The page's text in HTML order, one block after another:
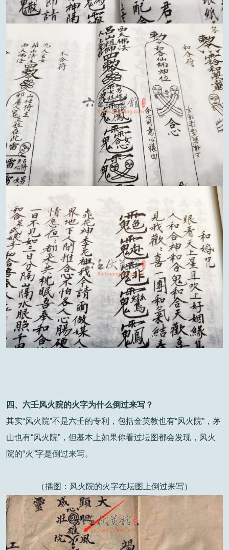
四、六壬风火院的火字为什么倒过来写？
其实“风火院”不是六壬的专利，包括金英教也有“风火院”，茅
山也有“风火院”，但基本上如果你看过坛图都会发现，风火
院的“火”字是倒过来写。
（插图：风火院的火字在坛图上倒过来写）